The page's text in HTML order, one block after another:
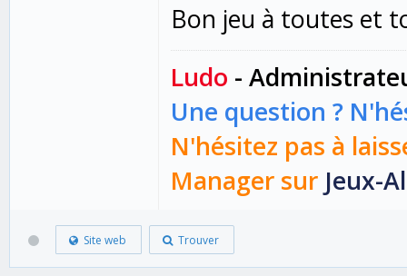
Bon jeu à toutes et
Ludo -
Une question ?
N'hésitez pas à
Manager sur Jeux-
Site web Trouver